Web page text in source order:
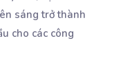
sáng trở thành
cho các công